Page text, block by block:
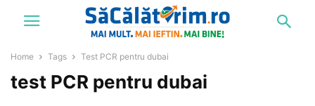
Home Tags Test PCR pentru dubai
test PCR pentru dubai